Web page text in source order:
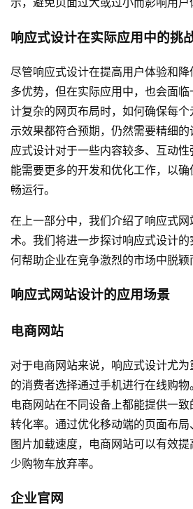
响应式设计在实际应用中的挑
尽管响应式设计在提高用户体验和
多优势，但在实际应用中，也会面
计复杂的网页布局时，如何确保每
示效果都符合预期，仍然需要精细
应式设计对于一些内容较多、互动
能需要更多的开发和优化工作，以
畅运行。
在上一部分中，我们介绍了响应式
术。我们将进一步探讨响应式设计
何帮助企业在竞争激烈的市场中脱颖
响应式网站设计的应用场景
电商网站
对于电商网站来说，响应式设计尤
的消费者选择通过手机进行在线购
电商网站在不同设备上都能提供一
转化率。通过优化移动端的页面布
图片加载速度，电商网站可以有效
少购物车放弃率。
企业官网